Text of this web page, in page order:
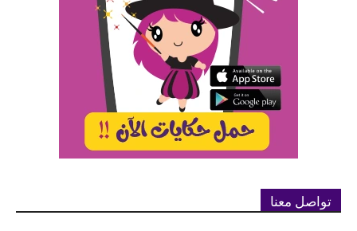
تواصل معنا